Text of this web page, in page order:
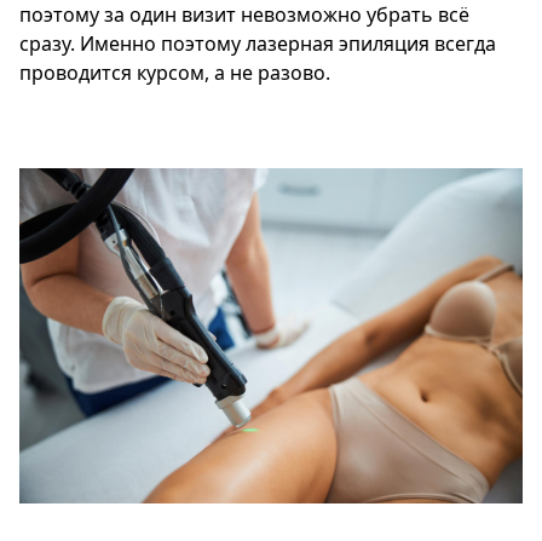
поэтому за один визит невозможно убрать всё
сразу. Именно поэтому лазерная эпиляция всегда
проводится курсом, а не разово.